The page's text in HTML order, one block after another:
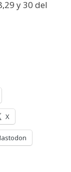
y 30 del
X